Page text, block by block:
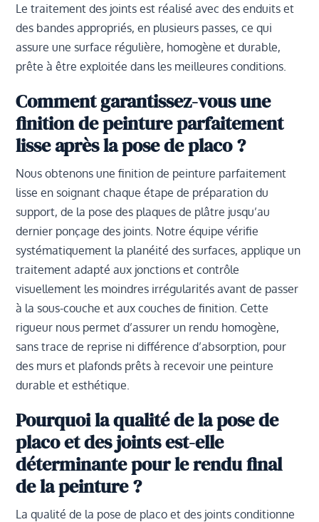
Le traitement des joints est réalisé avec des enduits et
des bandes appropriés, en plusieurs passes, ce qui
assure une surface régulière, homogène et durable,
prête à être exploitée dans les meilleures conditions.
Comment garantissez-vous une
finition de peinture parfaitement
lisse après la pose de placo ?
Nous obtenons une finition de peinture parfaitement
lisse en soignant chaque étape de préparation du
support, de la pose des plaques de plâtre jusqu’au
dernier ponçage des joints. Notre équipe vérifie
systématiquement la planéité des surfaces, applique un
traitement adapté aux jonctions et contrôle
visuellement les moindres irrégularités avant de passer
à la sous-couche et aux couches de finition. Cette
rigueur nous permet d’assurer un rendu homogène,
sans trace de reprise ni différence d’absorption, pour
des murs et plafonds prêts à recevoir une peinture
durable et esthétique.
Pourquoi la qualité de la pose de
placo et des joints est-elle
déterminante pour le rendu final
de la peinture ?
La qualité de la pose de placo et des joints conditionne